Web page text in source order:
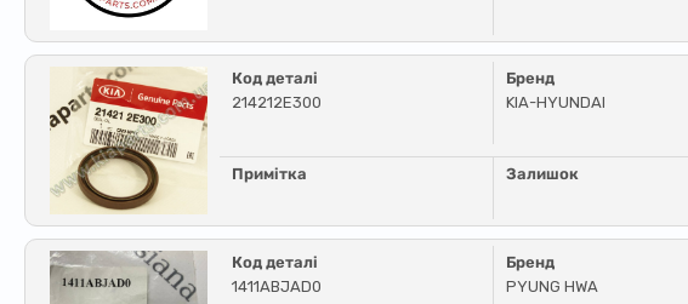
Код деталі
214212E300
Бренд
KIA-HYUNDAI
Примітка Залишок
Код деталі
1411ABJAD0
Бренд
PYUNG HWA